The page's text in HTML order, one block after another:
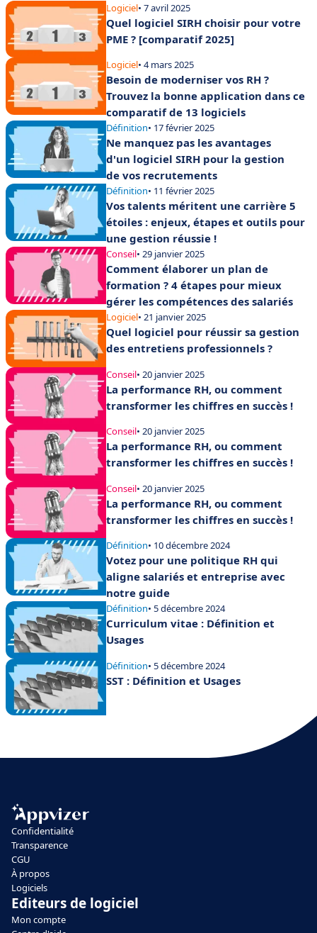
Logiciel• 7 avril 2025
Quel logiciel SIRH choisir pour votre
PME ? [comparatif 2025]
Logiciel• 4 mars 2025
Besoin de moderniser vos RH ?
Trouvez la bonne application dans ce
comparatif de 13 logiciels
Définition• 17 février 2025
Ne manquez pas les avantages
d'un logiciel SIRH pour la gestion
de vos recrutements
Définition• 11 février 2025
Vos talents méritent une carrière 5
étoiles : enjeux, étapes et outils pour
une gestion réussie !
Conseil• 29 janvier 2025
Comment élaborer un plan de
formation ? 4 étapes pour mieux
gérer les compétences des salariés
Logiciel• 21 janvier 2025
Quel logiciel pour réussir sa gestion
des entretiens professionnels ?
Conseil• 20 janvier 2025
La performance RH, ou comment
transformer les chiffres en succès !
Conseil• 20 janvier 2025
La performance RH, ou comment
transformer les chiffres en succès !
Conseil• 20 janvier 2025
La performance RH, ou comment
transformer les chiffres en succès !
Définition• 10 décembre 2024
Votez pour une politique RH qui
aligne salariés et entreprise avec
notre guide
Définition• 5 décembre 2024
Curriculum vitae : Définition et
Usages
Définition• 5 décembre 2024
SST : Définition et Usages
Confidentialité
Transparence
CGU
À propos
Logiciels
Editeurs de logiciel
Mon compte